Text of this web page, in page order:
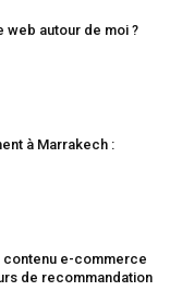
web autour de moi ?
à Marrakech :
contenu e-commerce
de recommandation